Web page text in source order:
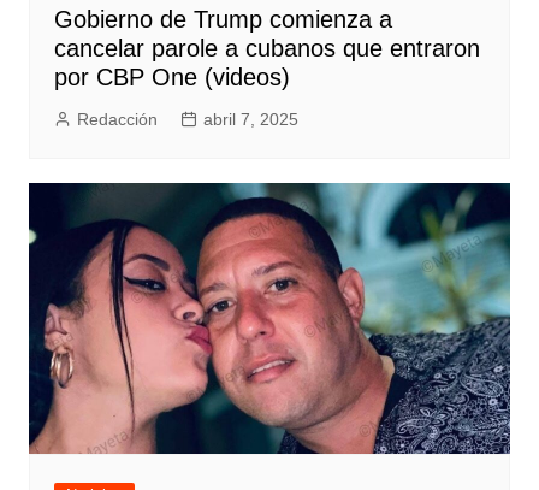
Gobierno de Trump comienza a
cancelar parole a cubanos que entraron
por CBP One (videos)
Redacción abril 7, 2025